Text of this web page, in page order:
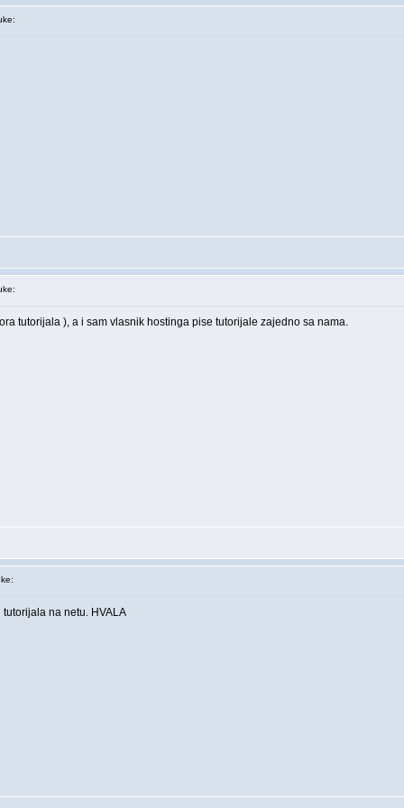
tutorijala ), a i sam vlasnik hostinga pise tutorijale zajedno sa nama.
na netu. HVALA